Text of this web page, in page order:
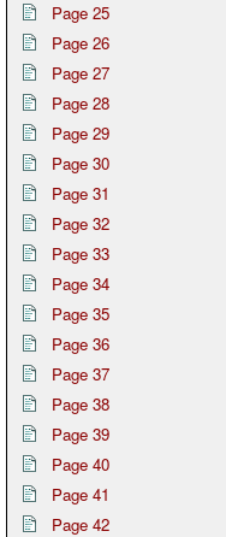
Page 25
Page 26
Page 27
Page 28
Page 29
Page 30
Page 31
Page 32
Page 33
Page 34
Page 35
Page 36
Page 37
Page 38
Page 39
Page 40
Page 41
Page 42